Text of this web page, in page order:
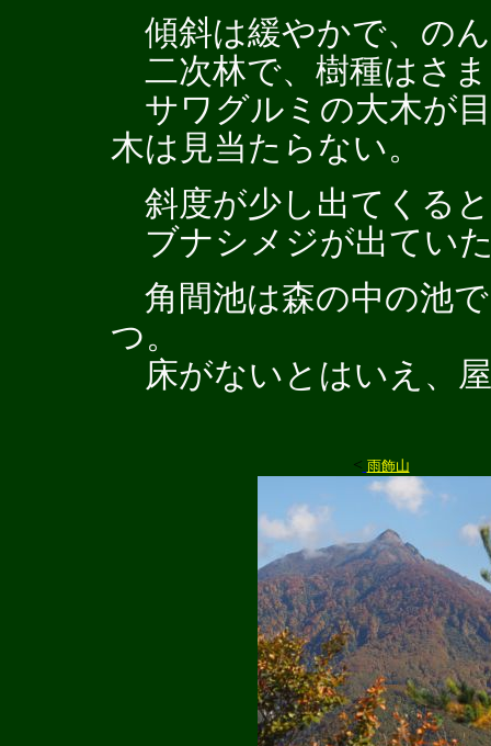
傾斜は緩やかで、の
二次林で、樹種はさ
サワグルミの大木が
木は見当たらない。
斜度が少し出てくる
ブナシメジが出てい
角間池は森の中の池
つ。
床がないとはいえ、
< 雨飾山